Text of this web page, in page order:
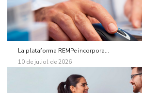
La plataforma REMPe incorpora...
10 de juliol de 2026